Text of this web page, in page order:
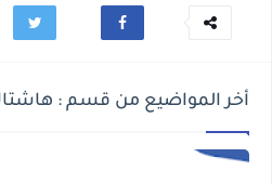
أخر المواضيع من قسم :